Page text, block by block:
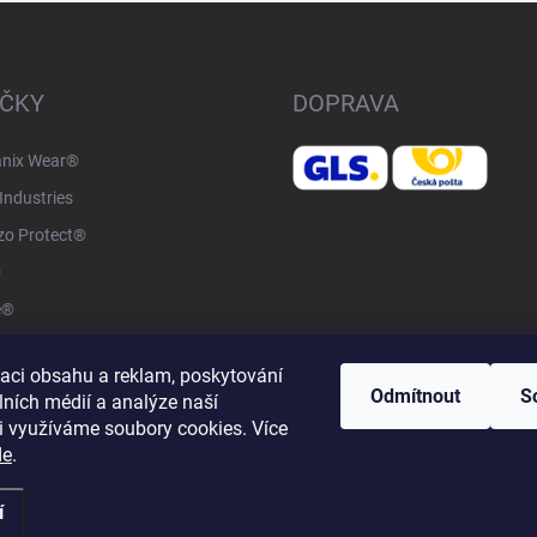
obsahu a reklam, poskytování
médií a analýze naší
využíváme soubory cookies. Více
.
Odmítnout
Wear®
Protect®
DOPRAVA